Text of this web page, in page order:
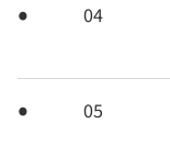
04
05